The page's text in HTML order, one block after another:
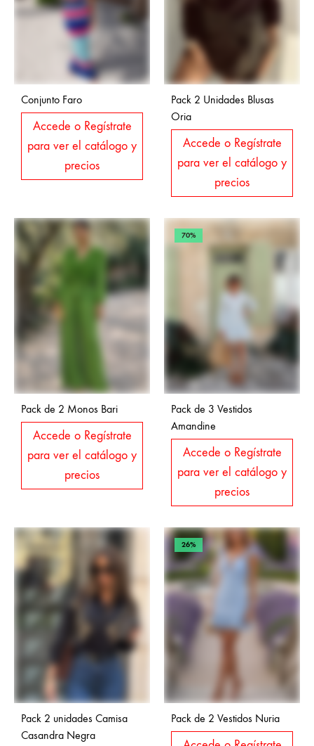
Conjunto Faro
Accede o Regístrate
para ver el catálogo y
precios
Pack 2 Unidades Blusas
Oria
Accede o Regístrate
para ver el catálogo y
precios
Pack de 2 Monos Bari
Accede o Regístrate
para ver el catálogo y
precios
70%
Pack de 3 Vestidos
Amandine
Accede o Regístrate
para ver el catálogo y
precios
Pack 2 unidades Camisa
Casandra Negra
26%
Pack de 2 Vestidos Nuria